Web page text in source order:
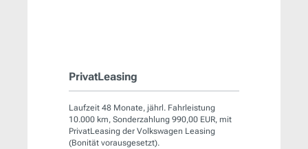
PrivatLeasing
Laufzeit 48 Monate, jährl. Fahrleistung
10.000 km, Sonderzahlung 990,00 EUR, mit
PrivatLeasing der Volkswagen Leasing
(Bonität vorausgesetzt).